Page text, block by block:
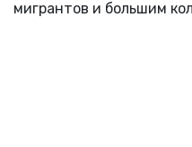
мигрантов и большим